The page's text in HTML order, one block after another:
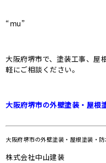
“mu”
大阪府堺市で、塗装工事、屋
軽にご相談ください。
大阪府堺市の外壁塗装・屋根
大阪府堺市の外壁塗装・屋根塗装・
株式会社中山建装